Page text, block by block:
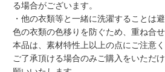
る場合がございます。
・他の衣類等と一緒に洗濯することは
色の衣類の色移りを防ぐため、重ね合
本品は、素材特性上以上の点にご注意く
ご了承頂ける場合のみご購入をいただ